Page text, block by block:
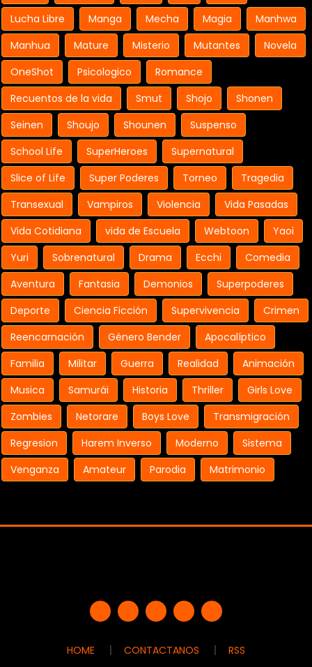
Lucha Libre
Manga Mecha Magia
Manhwa
Manhua
Mature Misterio Mutantes
Novela
OneShot
Psicologico
Romance
Recuentos de la vida
Smut Shojo
Shonen
Seinen
Shoujo Shounen
Suspenso
School Life
SuperHeroes
Supernatural
Slice of Life
Super Poderes Torneo
Tragedia
Transexual
Vampiros Violencia
Vida Pasadas
Vida Cotidiana
vida de Escuela Webtoon
Yaoi
Yuri
Sobrenatural Drama Ecchi
Comedia
Aventura
Fantasia Demonios
Superpoderes
Deporte
Ciencia Ficción Supervivencia
Crimen
Reencarnación
Género Bender
Apocalíptico
Familia
Militar Guerra Realidad
Animación
Musica
Samurái Historia Thriller
Girls Love
Zombies
Netorare Boys Love
Transmigración
Regresion
Harem Inverso Moderno
Sistema
Venganza
Amateur Parodia Matrimonio
HOME CONTACTANOS RSS